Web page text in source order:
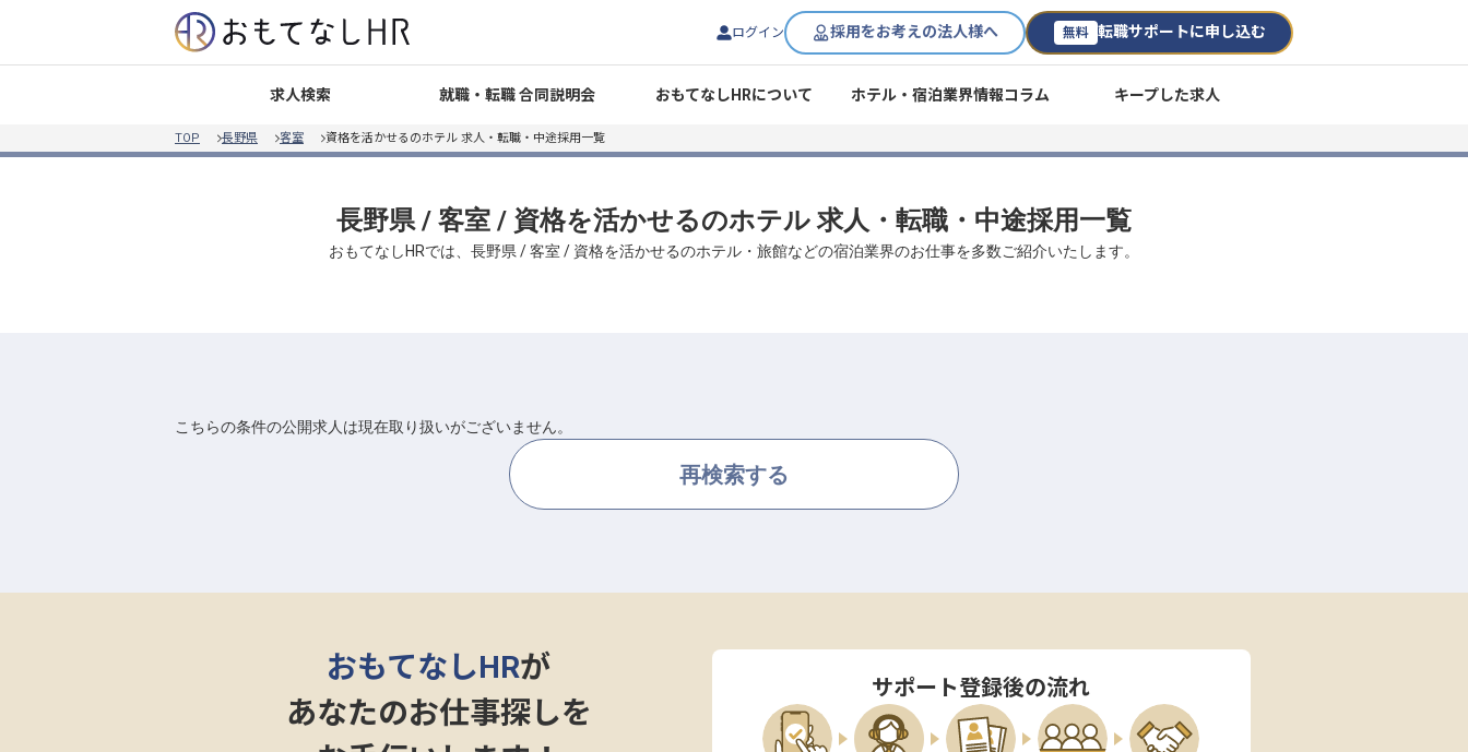
ログイン 採用をお考えの法人様へ 無料 転職サポートに申し込む
求人検索 就職・転職 合同説明会 おもてなしHRについて ホテル・宿泊業界情報コラム キープした求人
TOP 長野県 客室 資格を活かせるのホテル 求人・転職・中途採用一覧
長野県 / 客室 / 資格を活かせるのホテル 求人・転職・中途採用一覧
おもてなしHRでは、長野県 / 客室 / 資格を活かせるのホテル・旅館などの宿泊業界のお仕事を多数ご紹介いたします。
こちらの条件の公開求人は現在取り扱いがございません。
再検索する
おもてなしHRが
あなたのお仕事探しを
サポート登録後の流れ